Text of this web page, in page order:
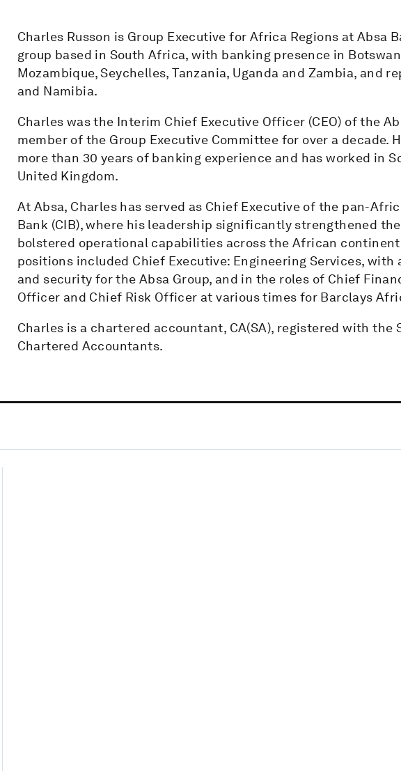
Charles Russon is Group Executive for Africa Regions at Absa
group based in South Africa, with banking presence in
Mozambique, Seychelles, Tanzania, Uganda and Zambia, and
and Namibia.
Charles was the Interim Chief Executive Officer (CEO) of the
member of the Group Executive Committee for over a decade.
more than 30 years of banking experience and has worked in
United Kingdom.
At Absa, Charles has served as Chief Executive of the pan-
Bank (CIB), where his leadership significantly strengthened
bolstered operational capabilities across the African
positions included Chief Executive: Engineering Services, with
and security for the Absa Group, and in the roles of Chief
Officer and Chief Risk Officer at various times for Barclays
Charles is a chartered accountant, CA(SA), registered with
Chartered Accountants.